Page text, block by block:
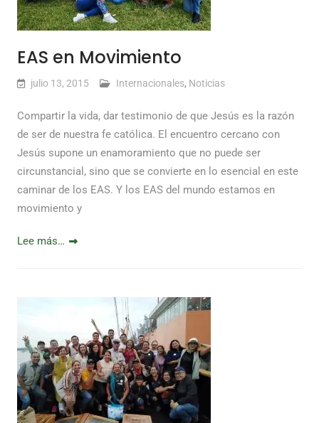
EAS en Movimiento
julio 13, 2015 Internacionales, Noticias
Compartir la vida, dar testimonio de que Jesús es la razón
de ser de nuestra fe católica. El encuentro cercano con
Jesús supone un enamoramiento que no puede ser
circunstancial, sino que se convierte en lo esencial en este
caminar de los EAS. Y los EAS del mundo estamos en
movimiento y
Lee más…